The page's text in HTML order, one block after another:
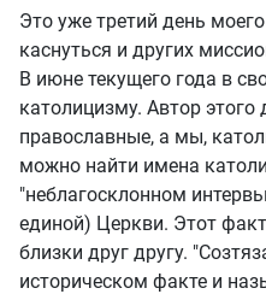
Это уже третий день
каснуться и других
В июне текущего года в
католицизму. Автор
православные, а мы,
можно найти имена
"неблагосклонном
единой) Церкви. Этот
близки друг другу.
историческом факте и